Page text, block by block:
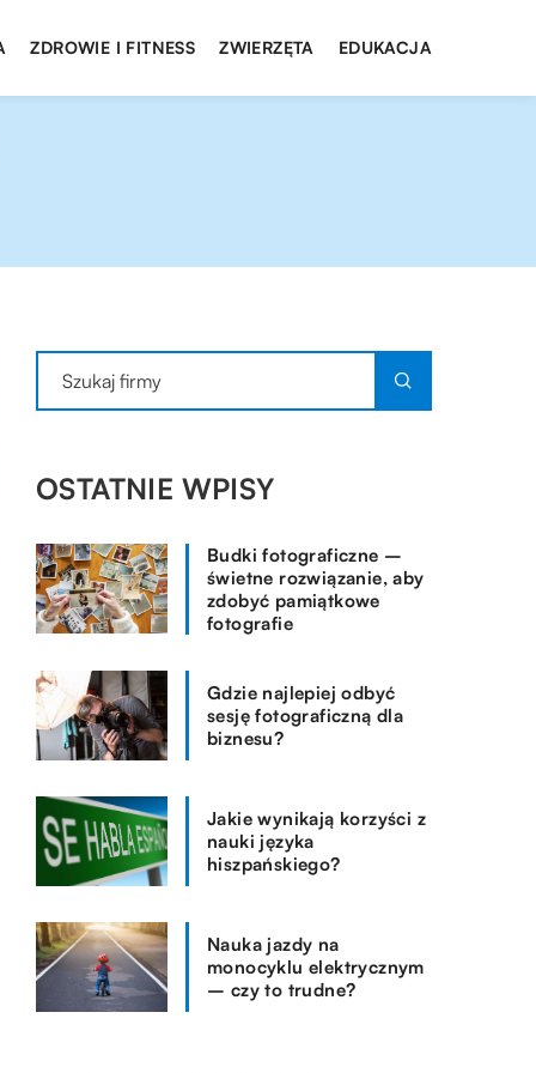
ZDROWIE I FITNESS ZWIERZĘTA EDUKACJA
OSTATNIE WPISY
Budki fotograficzne –
świetne rozwiązanie, aby
zdobyć pamiątkowe
fotografie
Gdzie najlepiej odbyć
sesję fotograficzną dla
biznesu?
Jakie wynikają korzyści z
nauki języka
hiszpańskiego?
Nauka jazdy na
monocyklu elektrycznym
– czy to trudne?